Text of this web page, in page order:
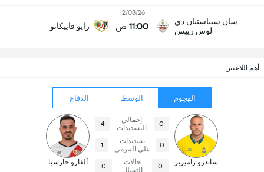
سان سيباستيان دي
لوس رييس
12/08/26
11:00 ص رايو فاييكانو
أهم اللاعبين
الهجوم الوسط الدفاع
ساندرو راميريز
0
إجمالي
التسديدات
4
0
تسديدات
على المرمى
1
0
حالات
التسلل
0 ألفارو جارسيا